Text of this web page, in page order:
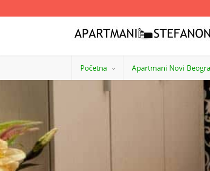
Početna Apartmani Novi